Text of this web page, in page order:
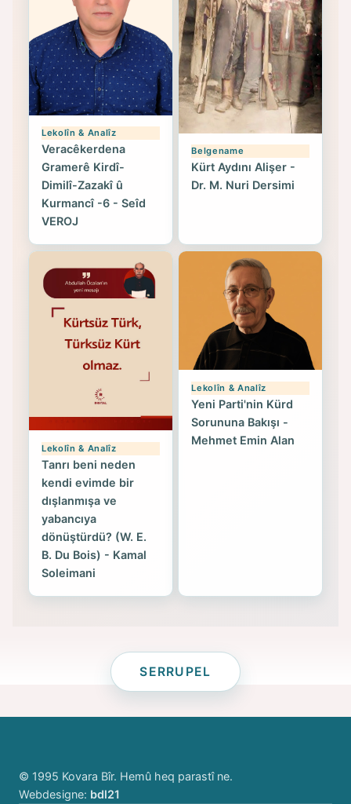
Lekolîn & Analîz
Veracêkerdena
Gramerê Kirdî-
Dimilî-Zazakî û
Kurmancî -6 - Seîd
VEROJ
Belgename
Kürt Aydını Alişer -
Dr. M. Nuri Dersimi
Lekolîn & Analîz
Tanrı beni neden
kendi evimde bir
dışlanmışa ve
yabancıya
dönüştürdü? (W. E.
B. Du Bois) - Kamal
Soleimani
Lekolîn & Analîz
Yeni Parti'nin Kürd
Sorununa Bakışı -
Mehmet Emin Alan
SERRUPEL
© 1995 Kovara Bîr. Hemû heq parastî ne.
Webdesigne: bdl21